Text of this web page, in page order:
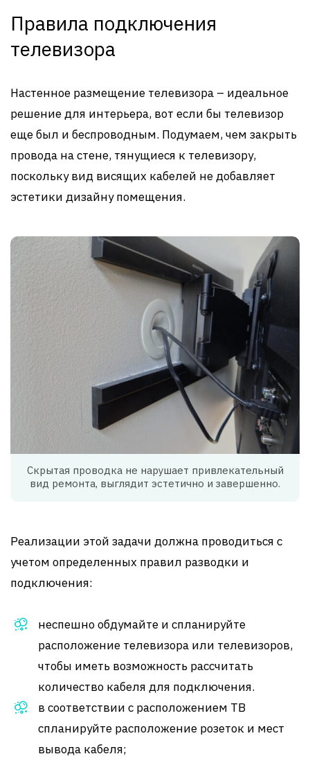
Правила подключения
телевизора
Настенное размещение телевизора – идеальное
решение для интерьера, вот если бы телевизор
еще был и беспроводным. Подумаем, чем закрыть
провода на стене, тянущиеся к телевизору,
поскольку вид висящих кабелей не добавляет
эстетики дизайну помещения.
Скрытая проводка не нарушает привлекательный
вид ремонта, выглядит эстетично и завершенно.
Реализации этой задачи должна проводиться с
учетом определенных правил разводки и
подключения:
неспешно обдумайте и спланируйте
расположение телевизора или телевизоров,
чтобы иметь возможность рассчитать
количество кабеля для подключения.
в соответствии с расположением ТВ
спланируйте расположение розеток и мест
вывода кабеля;